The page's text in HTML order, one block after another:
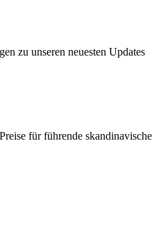
zu unseren neuesten Updates
für führende